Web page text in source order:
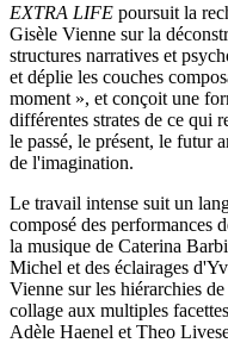
EXTRA LIFE poursuit la
Gisèle Vienne sur la
structures narratives et
et déplie les couches
moment », et conçoit une
différentes strates de ce qui
le passé, le présent, le futur
de l'imagination.
Le travail intense suit un
composé des performances
la musique de Caterina
Michel et des éclairages
Vienne sur les hiérarchies
collage aux multiples
Adèle Haenel et Theo